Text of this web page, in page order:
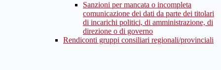
Sanzioni per mancata o incompleta
comunicazione dei dati da parte dei titolari
di incarichi politici, di amministrazione, di
direzione o di governo
Rendiconti gruppi consiliari regionali/provinciali